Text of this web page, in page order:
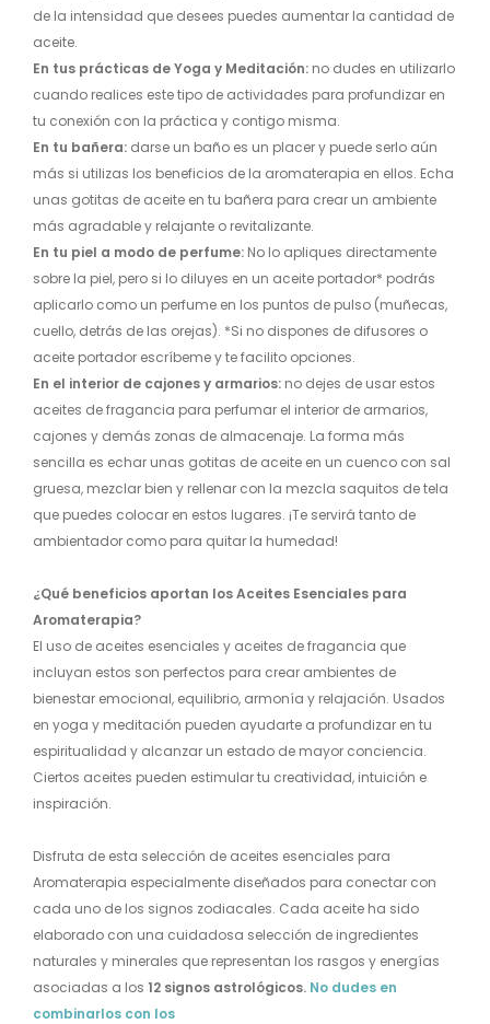
de la intensidad que desees puedes aumentar la cantidad de
aceite.
En tus prácticas de Yoga y Meditación: no dudes en utilizarlo
cuando realices este tipo de actividades para profundizar en
tu conexión con la práctica y contigo misma.
En tu bañera: darse un baño es un placer y puede serlo aún
más si utilizas los beneficios de la aromaterapia en ellos. Echa
unas gotitas de aceite en tu bañera para crear un ambiente
más agradable y relajante o revitalizante.
En tu piel a modo de perfume: No lo apliques directamente
sobre la piel, pero si lo diluyes en un aceite portador* podrás
aplicarlo como un perfume en los puntos de pulso (muñecas,
cuello, detrás de las orejas). *Si no dispones de difusores o
aceite portador escríbeme y te facilito opciones.
En el interior de cajones y armarios: no dejes de usar estos
aceites de fragancia para perfumar el interior de armarios,
cajones y demás zonas de almacenaje. La forma más
sencilla es echar unas gotitas de aceite en un cuenco con sal
gruesa, mezclar bien y rellenar con la mezcla saquitos de tela
que puedes colocar en estos lugares. ¡Te servirá tanto de
ambientador como para quitar la humedad!
¿Qué beneficios aportan los Aceites Esenciales para
Aromaterapia?
El uso de aceites esenciales y aceites de fragancia que
incluyan estos son perfectos para crear ambientes de
bienestar emocional, equilibrio, armonía y relajación. Usados
en yoga y meditación pueden ayudarte a profundizar en tu
espiritualidad y alcanzar un estado de mayor conciencia.
Ciertos aceites pueden estimular tu creatividad, intuición e
inspiración.
Disfruta de esta selección de aceites esenciales para
Aromaterapia especialmente diseñados para conectar con
cada uno de los signos zodiacales. Cada aceite ha sido
elaborado con una cuidadosa selección de ingredientes
naturales y minerales que representan los rasgos y energías
asociadas a los 12 signos astrológicos. No dudes en
combinarlos con los